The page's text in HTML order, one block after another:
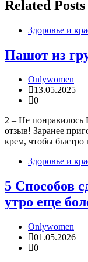
Related Posts
Здоровье и
Пашот из
Onlywomen
13.05.2025
0
2 – Не понравилось
отзыв! Заранее
крем, чтобы быстро
Здоровье и
5 Способов
утро еще
Onlywomen
01.05.2026
0